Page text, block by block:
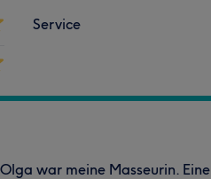
Service
war meine Masseurin. Eine